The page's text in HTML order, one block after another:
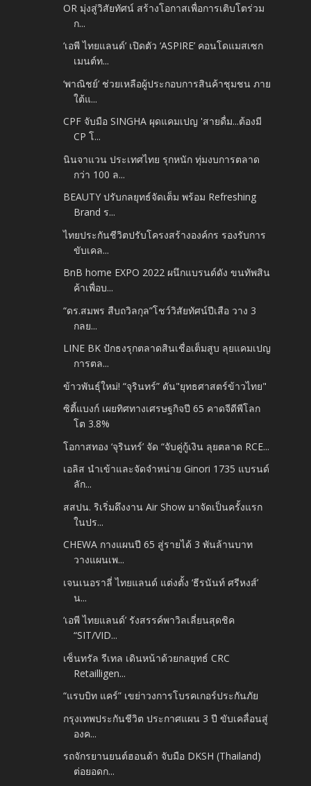
OR มุ่งสู่วิสัยทัศน์ สร้างโอกาสเพื่อการเติบโตร่วม
ก...
‘เอพี ไทยแลนด์’ เปิดตัว ‘ASPIRE’ คอนโดแมสเซก
เมนต์ท...
‘พาณิชย์’ ช่วยเหลือผู้ประกอบการสินค้าชุมชน ภาย
ใต้แ...
CPF จับมือ SINGHA ผุดแคมเปญ 'สายดื่ม...ต้องมี
CP โ...
นินจาแวน ประเทศไทย รุกหนัก ทุ่มงบการตลาด
กว่า 100 ล...
BEAUTY ปรับกลยุทธ์จัดเต็ม พร้อม Refreshing
Brand ร...
ไทยประกันชีวิตปรับโครงสร้างองค์กร รองรับการ
ขับเคล...
BnB home EXPO 2022 ผนึกแบรนด์ดัง ขนทัพสิน
ค้าเพื่อบ...
“ดร.สมพร สืบถวิลกุล”โชว์วิสัยทัศน์ปีเสือ วาง 3
กลย...
LINE BK ปักธงรุกตลาดสินเชื่อเต็มสูบ ลุยแคมเปญ
การตล...
ข้าวพันธุ์ใหม่! “จุรินทร์” ดัน"ยุทธศาสตร์ข้าวไทย"
ซิตี้แบงก์ เผยทิศทางเศรษฐกิจปี 65 คาดจีดีพีโลก
โต 3.8%
โอกาสทอง ‘จุรินทร์’ จัด “จับคู่กู้เงิน ลุยตลาด RCE...
เอลิส นำเข้าและจัดจำหน่าย Ginori 1735 แบรนด์
ลัก...
สสปน. ริเริ่มดึงงาน Air Show มาจัดเป็นครั้งแรก
ในปร...
CHEWA กางแผนปี 65 สู่รายได้ 3 พันล้านบาท
วางแผนเพ...
เจนเนอราลี่ ไทยแลนด์ แต่งตั้ง ‘ธีรนันท์ ศรีหงส์’
น...
‘เอพี ไทยแลนด์’ รังสรรค์พาวิลเลี่ยนสุดชิค
“SIT/VID...
เซ็นทรัล รีเทล เดินหน้าด้วยกลยุทธ์ CRC
Retailligen...
“แรบบิท แคร์” เขย่าวงการโบรคเกอร์ประกันภัย
กรุงเทพประกันชีวิต ประกาศแผน 3 ปี ขับเคลื่อนสู่
องค...
รถจักรยานยนต์ฮอนด้า จับมือ DKSH (Thailand)
ต่อยอดก...